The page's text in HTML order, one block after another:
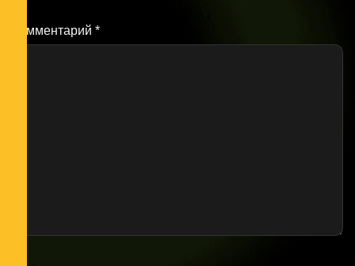
Комментарий *